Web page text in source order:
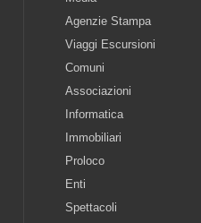
Agenzie Stampa
Viaggi Escursioni
Comuni
Associazioni
Informatica
Immobiliari
Proloco
Enti
Spettacoli